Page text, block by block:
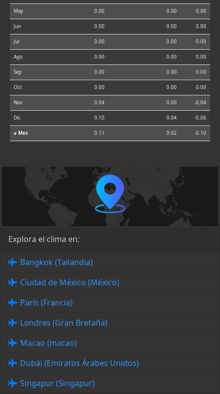
May 0.00 0.00 0.00
Jun 0.00 0.00 0.00
Jul 0.00 0.00 0.00
Ago 0.00 0.00 0.00
Sep 0.00 0.00 0.00
Oct 0.00 0.00 0.00
Nov 0.04 0.00 -0.04
Dic 0.10 0.04 -0.06
⌀ Mes 0.11 0.02 -0.10
Explora el clima en:
Bangkok (Tailandia)
Ciudad de México (México)
París (Francia)
Londres (Gran Bretaña)
Macao (macao)
Dubái (Emiratos Árabes Unidos)
Singapur (Singapur)